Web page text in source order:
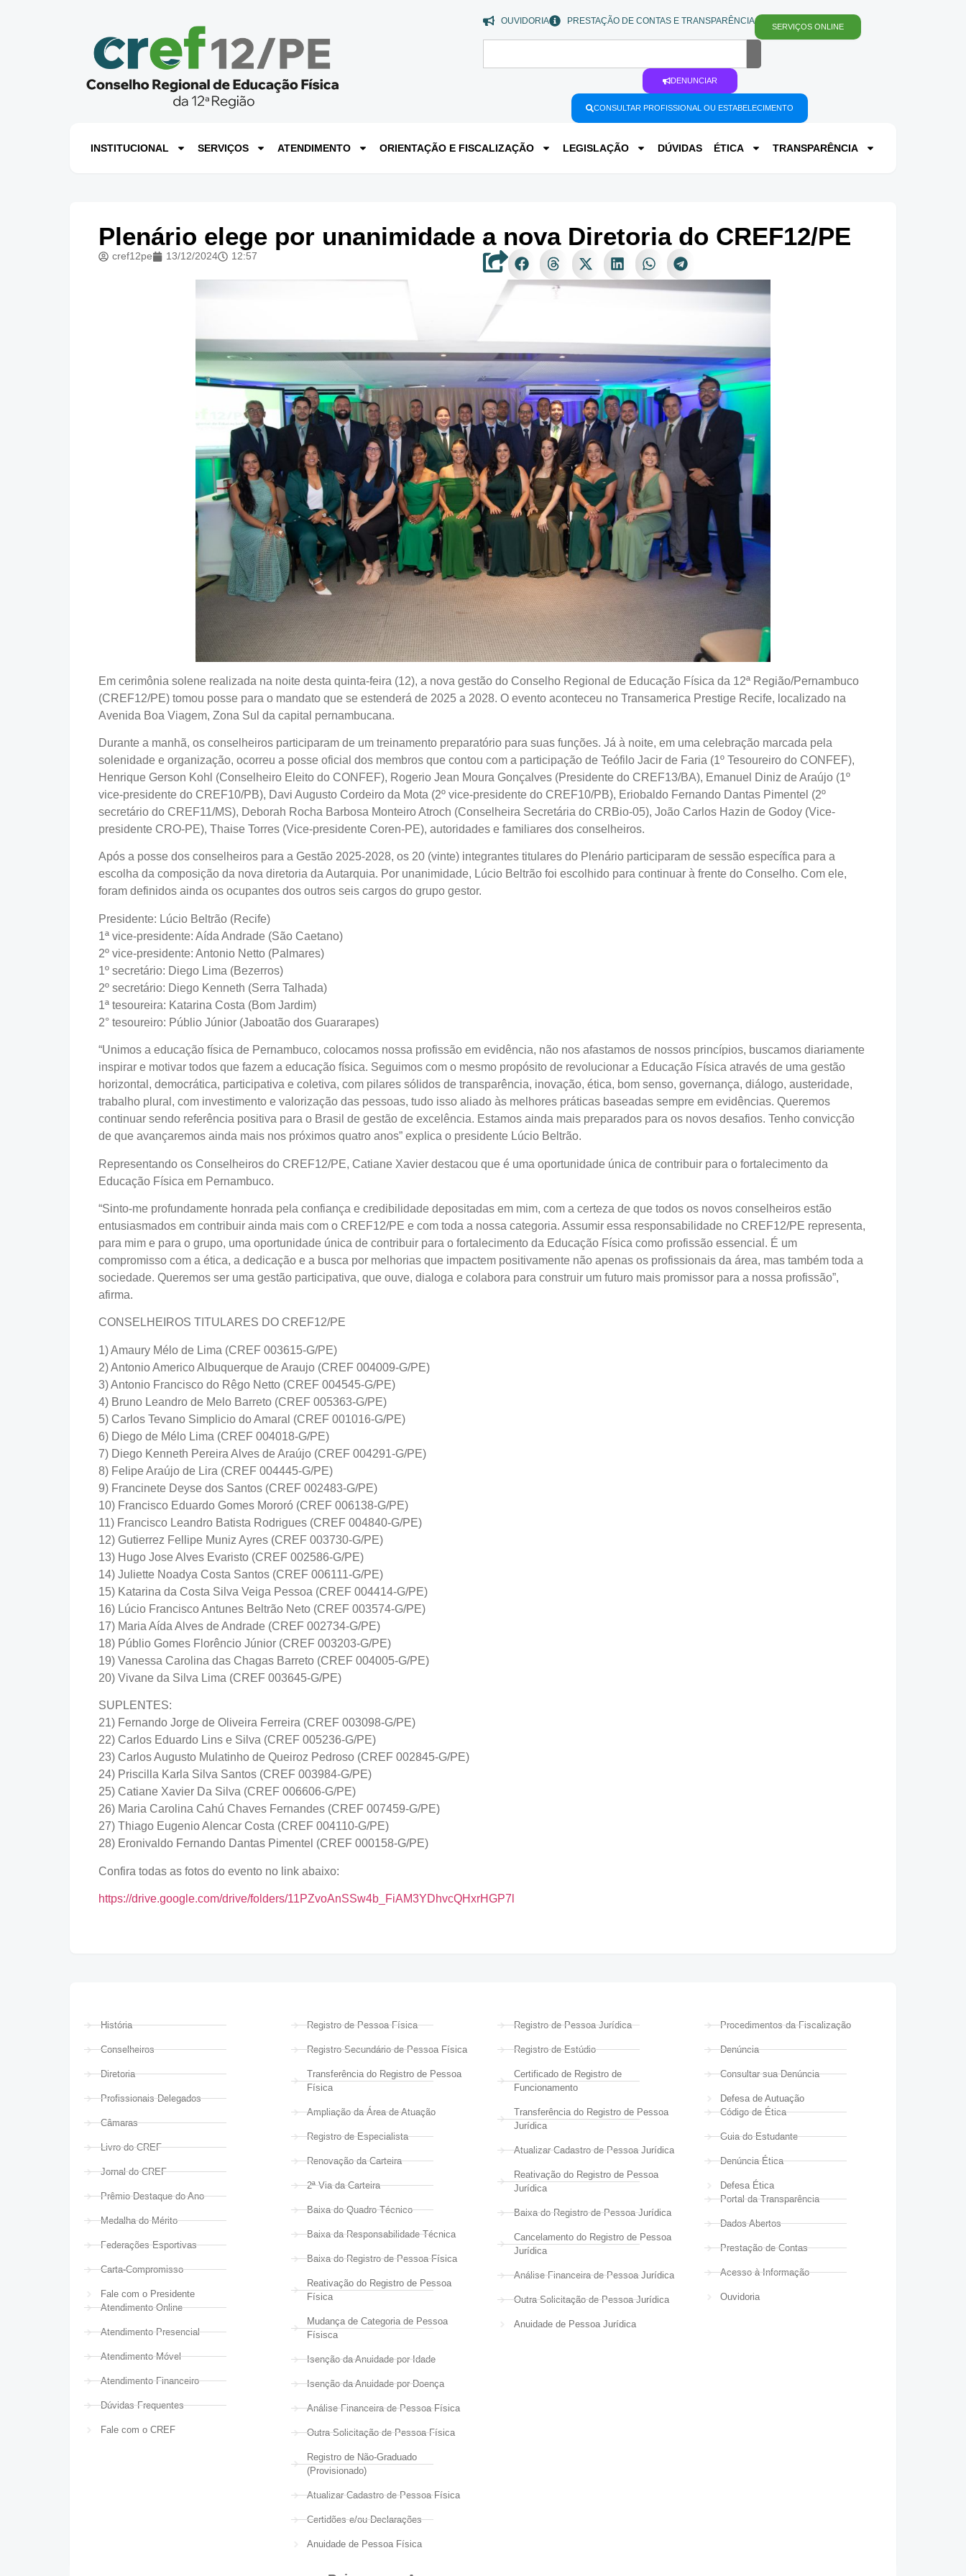
OUVIDORIA PRESTAÇÃO DE CONTAS E TRANSPARÊNCIA
SERVIÇOS ONLINE
DENUNCIAR
CONSULTAR PROFISSIONAL OU ESTABELECIMENTO
INSTITUCIONAL SERVIÇOS ATENDIMENTO ORIENTAÇÃO E FISCALIZAÇÃO LEGISLAÇÃO DÚVIDAS ÉTICA TRANSPARÊNCIA
Plenário elege por unanimidade a nova Diretoria do CREF12/PE
cref12pe 13/12/2024 12:57
Em cerimônia solene realizada na noite desta quinta-feira (12), a nova gestão do Conselho Regional de Educação Física da 12ª Região/Pernambuco
(CREF12/PE) tomou posse para o mandato que se estenderá de 2025 a 2028. O evento aconteceu no Transamerica Prestige Recife, localizado na
Avenida Boa Viagem, Zona Sul da capital pernambucana.
Durante a manhã, os conselheiros participaram de um treinamento preparatório para suas funções. Já à noite, em uma celebração marcada pela
solenidade e organização, ocorreu a posse oficial dos membros que contou com a participação de Teófilo Jacir de Faria (1º Tesoureiro do CONFEF),
Henrique Gerson Kohl (Conselheiro Eleito do CONFEF), Rogerio Jean Moura Gonçalves (Presidente do CREF13/BA), Emanuel Diniz de Araújo (1º
vice-presidente do CREF10/PB), Davi Augusto Cordeiro da Mota (2º vice-presidente do CREF10/PB), Eriobaldo Fernando Dantas Pimentel (2º
secretário do CREF11/MS), Deborah Rocha Barbosa Monteiro Atroch (Conselheira Secretária do CRBio-05), João Carlos Hazin de Godoy (Vice-
presidente CRO-PE), Thaise Torres (Vice-presidente Coren-PE), autoridades e familiares dos conselheiros.
Após a posse dos conselheiros para a Gestão 2025-2028, os 20 (vinte) integrantes titulares do Plenário participaram de sessão específica para a
escolha da composição da nova diretoria da Autarquia. Por unanimidade, Lúcio Beltrão foi escolhido para continuar à frente do Conselho. Com ele,
foram definidos ainda os ocupantes dos outros seis cargos do grupo gestor.
Presidente: Lúcio Beltrão (Recife)
1ª vice-presidente: Aída Andrade (São Caetano)
2º vice-presidente: Antonio Netto (Palmares)
1º secretário: Diego Lima (Bezerros)
2º secretário: Diego Kenneth (Serra Talhada)
1ª tesoureira: Katarina Costa (Bom Jardim)
2° tesoureiro: Públio Júnior (Jaboatão dos Guararapes)
“Unimos a educação física de Pernambuco, colocamos nossa profissão em evidência, não nos afastamos de nossos princípios, buscamos diariamente
inspirar e motivar todos que fazem a educação física. Seguimos com o mesmo propósito de revolucionar a Educação Física através de uma gestão
horizontal, democrática, participativa e coletiva, com pilares sólidos de transparência, inovação, ética, bom senso, governança, diálogo, austeridade,
trabalho plural, com investimento e valorização das pessoas, tudo isso aliado às melhores práticas baseadas sempre em evidências. Queremos
continuar sendo referência positiva para o Brasil de gestão de excelência. Estamos ainda mais preparados para os novos desafios. Tenho convicção
de que avançaremos ainda mais nos próximos quatro anos” explica o presidente Lúcio Beltrão.
Representando os Conselheiros do CREF12/PE, Catiane Xavier destacou que é uma oportunidade única de contribuir para o fortalecimento da
Educação Física em Pernambuco.
“Sinto-me profundamente honrada pela confiança e credibilidade depositadas em mim, com a certeza de que todos os novos conselheiros estão
entusiasmados em contribuir ainda mais com o CREF12/PE e com toda a nossa categoria. Assumir essa responsabilidade no CREF12/PE representa,
para mim e para o grupo, uma oportunidade única de contribuir para o fortalecimento da Educação Física como profissão essencial. É um
compromisso com a ética, a dedicação e a busca por melhorias que impactem positivamente não apenas os profissionais da área, mas também toda a
sociedade. Queremos ser uma gestão participativa, que ouve, dialoga e colabora para construir um futuro mais promissor para a nossa profissão”,
afirma.
CONSELHEIROS TITULARES DO CREF12/PE
1) Amaury Mélo de Lima (CREF 003615-G/PE)
2) Antonio Americo Albuquerque de Araujo (CREF 004009-G/PE)
3) Antonio Francisco do Rêgo Netto (CREF 004545-G/PE)
4) Bruno Leandro de Melo Barreto (CREF 005363-G/PE)
5) Carlos Tevano Simplicio do Amaral (CREF 001016-G/PE)
6) Diego de Mélo Lima (CREF 004018-G/PE)
7) Diego Kenneth Pereira Alves de Araújo (CREF 004291-G/PE)
8) Felipe Araújo de Lira (CREF 004445-G/PE)
9) Francinete Deyse dos Santos (CREF 002483-G/PE)
10) Francisco Eduardo Gomes Mororó (CREF 006138-G/PE)
11) Francisco Leandro Batista Rodrigues (CREF 004840-G/PE)
12) Gutierrez Fellipe Muniz Ayres (CREF 003730-G/PE)
13) Hugo Jose Alves Evaristo (CREF 002586-G/PE)
14) Juliette Noadya Costa Santos (CREF 006111-G/PE)
15) Katarina da Costa Silva Veiga Pessoa (CREF 004414-G/PE)
16) Lúcio Francisco Antunes Beltrão Neto (CREF 003574-G/PE)
17) Maria Aída Alves de Andrade (CREF 002734-G/PE)
18) Públio Gomes Florêncio Júnior (CREF 003203-G/PE)
19) Vanessa Carolina das Chagas Barreto (CREF 004005-G/PE)
20) Vivane da Silva Lima (CREF 003645-G/PE)
SUPLENTES:
21) Fernando Jorge de Oliveira Ferreira (CREF 003098-G/PE)
22) Carlos Eduardo Lins e Silva (CREF 005236-G/PE)
23) Carlos Augusto Mulatinho de Queiroz Pedroso (CREF 002845-G/PE)
24) Priscilla Karla Silva Santos (CREF 003984-G/PE)
25) Catiane Xavier Da Silva (CREF 006606-G/PE)
26) Maria Carolina Cahú Chaves Fernandes (CREF 007459-G/PE)
27) Thiago Eugenio Alencar Costa (CREF 004110-G/PE)
28) Eronivaldo Fernando Dantas Pimentel (CREF 000158-G/PE)
Confira todas as fotos do evento no link abaixo:
https://drive.google.com/drive/folders/11PZvoAnSSw4b_FiAM3YDhvcQHxrHGP7l
História
Conselheiros
Diretoria
Profissionais Delegados
Câmaras
Livro do CREF
Jornal do CREF
Prêmio Destaque do Ano
Medalha do Mérito
Federações Esportivas
Carta-Compromisso
Fale com o Presidente
Atendimento Online
Atendimento Presencial
Atendimento Móvel
Atendimento Financeiro
Dúvidas Frequentes
Fale com o CREF
Registro de Pessoa Física
Registro Secundário de Pessoa Física
Transferência do Registro de Pessoa
Física
Ampliação da Área de Atuação
Registro de Especialista
Renovação da Carteira
2ª Via da Carteira
Baixa do Quadro Técnico
Baixa da Responsabilidade Técnica
Baixa do Registro de Pessoa Física
Reativação do Registro de Pessoa
Física
Mudança de Categoria de Pessoa
Físisca
Isenção da Anuidade por Idade
Isenção da Anuidade por Doença
Análise Financeira de Pessoa Física
Outra Solicitação de Pessoa Física
Registro de Não-Graduado
(Provisionado)
Atualizar Cadastro de Pessoa Física
Certidões e/ou Declarações
Anuidade de Pessoa Física
Registro de Pessoa Jurídica
Registro de Estúdio
Certificado de Registro de
Funcionamento
Transferência do Registro de Pessoa
Jurídica
Atualizar Cadastro de Pessoa Jurídica
Reativação do Registro de Pessoa
Jurídica
Baixa do Registro de Pessoa Jurídica
Cancelamento do Registro de Pessoa
Jurídica
Análise Financeira de Pessoa Jurídica
Outra Solicitação de Pessoa Jurídica
Anuidade de Pessoa Jurídica
Procedimentos da Fiscalização
Denúncia
Consultar sua Denúncia
Defesa de Autuação
Código de Ética
Guia do Estudante
Denúncia Ética
Defesa Ética
Portal da Transparência
Dados Abertos
Prestação de Contas
Acesso à Informação
Ouvidoria